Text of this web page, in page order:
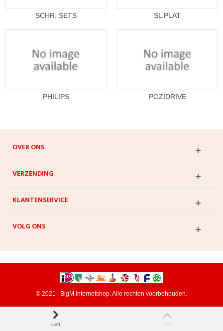
SCHR. SETS SL PLAT
PHILIPS POZIDRIVE
OVER ONS
VERZENDING
KLANTENSERVICE
VOLG ONS
© 2021 . BigM Internetshop. Alle rechten voorbehouden.
Left Top